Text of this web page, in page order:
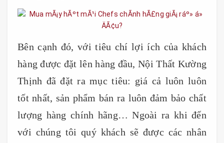
Bên cạnh đó, với tiêu chí lợi ích của khách
hàng được đặt lên hàng đầu, Nội Thất Kường
Thịnh đã đặt ra mục tiêu: giá cả luôn luôn
tốt nhất, sản phẩm bán ra luôn đảm bảo chất
lượng hàng chính hãng… Ngoài ra khi đến
với chúng tôi quý khách sẽ được các nhân